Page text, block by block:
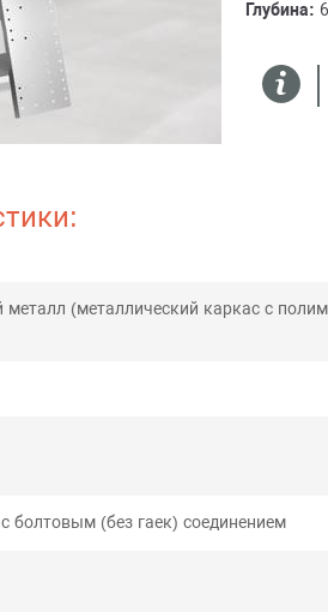
Глубина:
(металлический каркас с
болтовым (без гаек) соединением